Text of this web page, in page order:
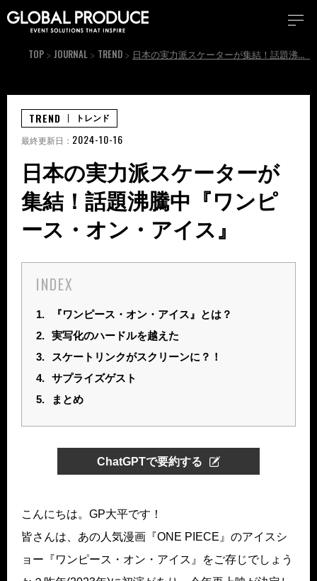
TOP JOURNAL TREND 日本の実力派スケーターが集結！話題沸騰中『ワンピース・オン・アイス』
日本の実力派スケーターが
集結！話題沸騰中『ワンピ
ース・オン・アイス』
INDEX
1.
『ワンピース・オン・アイス』とは？
2. 実写化のハードルを越えた
3.
スケートリンクがスクリーンに？！
4. サプライズゲスト
5.
まとめ
ChatGPTで要約する
こんにちは。GP大平です！
皆さんは、あの人気漫画『ONE PIECE』のアイスシ
ョー『ワンピース・オン・アイス』をご存じでしょう
TREND トレンド
最終更新日： 2024-10-16